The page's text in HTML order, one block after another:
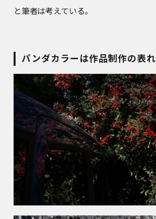
と筆者は考えている。
パンダカラーは作品制作の表れ